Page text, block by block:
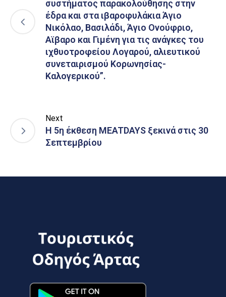
συστήματος παρακολούθησης στην
έδρα και στα ιβαροφυλάκια Άγιο
Νικόλαο, Βασιλάδι, Άγιο Ονούφριο,
Αϊβαρο και Γιμένη για τις ανάγκες του
ιχθυοτροφείου Λογαρού, αλιευτικού
συνεταιρισμού Κορωνησίας-
Καλογερικού”.
Next
Η 5η έκθεση MEATDAYS ξεκινά στις 30
Σεπτεμβρίου